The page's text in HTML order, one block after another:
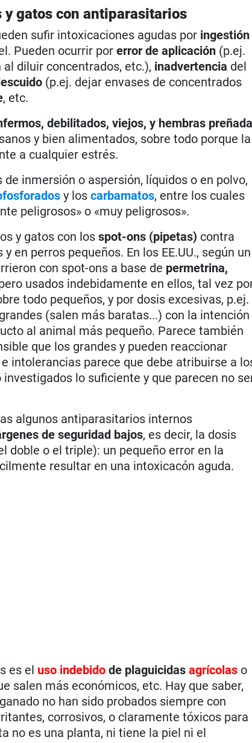
y gatos con antiparasitarios
sufir intoxicaciones agudas por ingestión
Pueden ocurrir porerror de aplicación (p.ej.
diluir concentrados, etc.), inadvertencia del
(p.ej. dejar envases de concentrados
, etc.
debilitados, viejos, y hembras
y bien alimentados, sobre todo porque la
a cualquier estrés.
inmersión o aspersión, líquidos o en polvo,
y loscarbamatos, entre los cuales
peligrosos» o «muy peligrosos».
y gatos con losspot-ons (pipetas) contra
en perros pequeños. En los EE.UU., según un
con spot-ons a base de permetrina,
usados indebidamente en ellos, tal vez
todo pequeños, y por dosis excesivas, p.ej.
(salen más baratas...) con la intención
al animal más pequeño. Parece también
que los grandes y pueden reaccionar
intolerancias parece que debe atribuirse a
lo suficiente y que parecen no
algunos antiparasitarios internos
de seguridad bajos, es decir, la dosis
doble o el triple): un pequeño error en la
resultar en una intoxicacón aguda.
es el uso indebido de plaguicidasagrícolas o
salen más económicos, etc. Hay que saber,
no han sido probados siempre con
corrosivos, o claramente tóxicos para
no es una planta, ni tiene la piel ni el